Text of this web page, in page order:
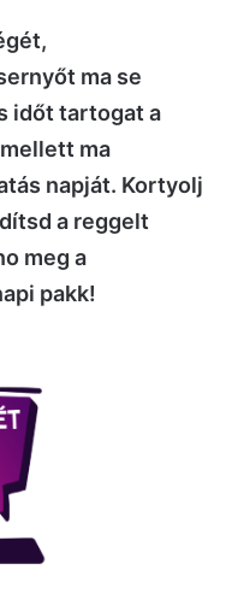
ma se
időt tartogat a
ma
napját. Kortyolj
a reggelt
meg a
pakk!